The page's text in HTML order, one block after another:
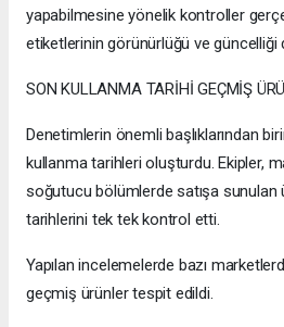
yapabilmesine yönelik kontroller
etiketlerinin görünürlüğü ve güncelliği
SON KULLANMA TARİHİ GEÇMİŞ
Denetimlerin önemli başlıklarından
kullanma tarihleri oluşturdu. Ekipler,
soğutucu bölümlerde satışa sunulan
tarihlerini tek tek kontrol etti.
Yapılan incelemelerde bazı
geçmiş ürünler tespit edildi.